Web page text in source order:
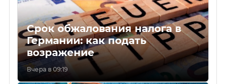
Срок обжалования налога в
Германии: как подать
возражение
Вчера в 09:19